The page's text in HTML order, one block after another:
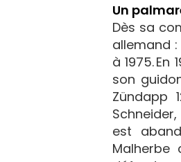
Un
Dès sa
allemand
à 1975.
son
Zündapp
est